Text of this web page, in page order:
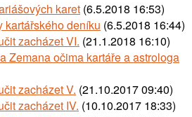
karet (6.5.2018 16:53)
kartářského deníku (6.5.2018 16:44)
zacházet VI. (21.1.2018 16:10)
Zemana očima kartáře a astrologa
zacházet V. (21.10.2017 09:40)
zacházet IV. (10.10.2017 18:33)